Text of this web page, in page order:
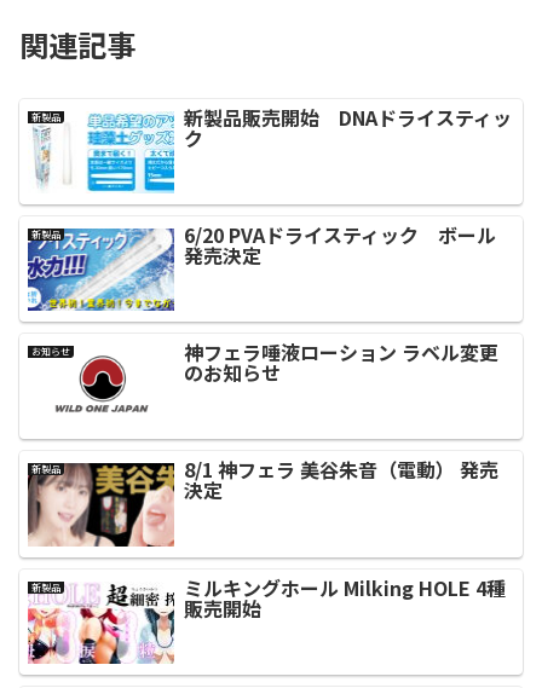
関連記事
新製品 新製品販売開始 DNAドライスティッ
ク
新製品 6/20 PVAドライスティック ボール
発売決定
お知らせ 神フェラ唾液ローション ラベル変更
のお知らせ
新製品 8/1 神フェラ 美谷朱音（電動） 発売
決定
新製品 ミルキングホール Milking HOLE 4種
販売開始